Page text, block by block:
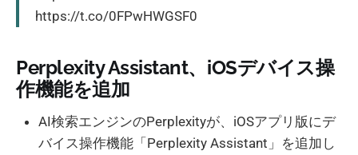
https://t.co/0FPwHWGSF0
Perplexity Assistant、iOSデバイス操
作機能を追加
AI検索エンジンのPerplexityが、iOSアプリ版にデ
バイス操作機能「Perplexity Assistant」を追加し